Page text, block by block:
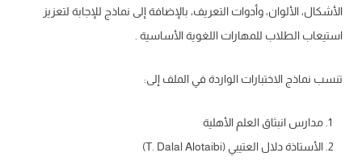
الأشكال، الألوان، وأدوات التعريف، بالإضافة إلى نماذج للإجابة لتعزيز
استيعاب الطلاب للمهارات اللغوية الأساسية .
تنسب نماذج الاختبارات الواردة في الملف إلى:
مدارس انبثاق العلم الأهلية
الأستاذة دلال العتيبي (T. Dalal Alotaibi)